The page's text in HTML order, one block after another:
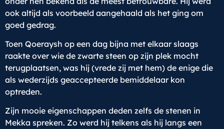
ook altijd als voorbeeld aangehaald als het ging om
goed gedrag.
Toen Qoeraysh op een dag bijna met elkaar slaags
raakte over wie de zwarte steen op zijn plek mocht
terugplaatsen, was hij (vrede zij met hem) de enige die
als wederzijds geaccepteerde bemiddelaar kon
optreden.
Zijn mooie eigenschappen deden zelfs de stenen in
Mekka spreken. Zo werd hij telkens als hij langs een